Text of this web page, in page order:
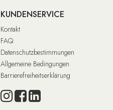
KUNDENSERVICE
Kontakt
FAQ
Datenschutzbestimmungen
Allgemeine Bedingungen
Barrierefreiheitserklärung